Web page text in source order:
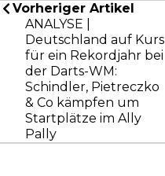
Vorheriger Artikel
ANALYSE |
Deutschland auf Kurs
für ein Rekordjahr bei
der Darts-WM:
Schindler, Pietreczko
& Co kämpfen um
Startplätze im Ally
Pally